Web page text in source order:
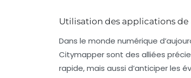
Utilisation des applications
Dans le monde numérique
Citymapper sont des alliées
rapide, mais aussi d’anticiper les